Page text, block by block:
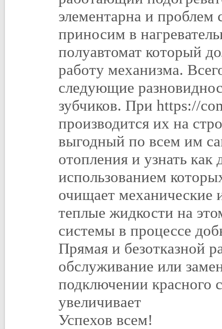
элементарна и проблем
приносим в
полуавтомат который
работу механизма.
следующие
зубчиков. При https://
производится их на
выгодный по всем им
отопления и узнать
использованием
очищает
теплые жидкости на
системы в процессе
Прямая и безотказной
обслуживание или
подключении красного
увеличивает
Успехов всем!